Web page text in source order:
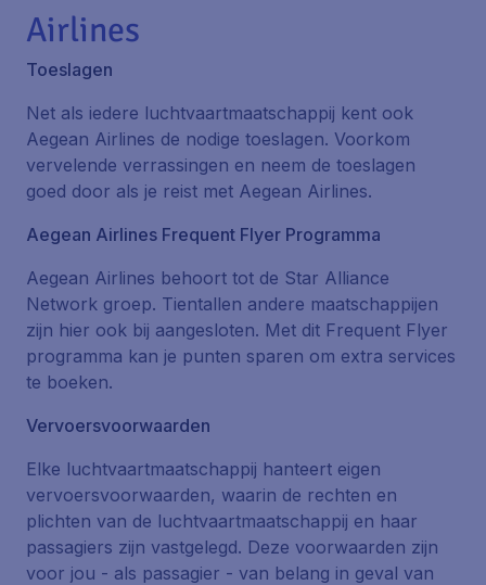
Airlines
Toeslagen
Net als iedere luchtvaartmaatschappij kent ook
Aegean Airlines de nodige toeslagen. Voorkom
vervelende verrassingen en neem de toeslagen
goed door als je reist met Aegean Airlines.
Aegean Airlines Frequent Flyer Programma
Aegean Airlines behoort tot de Star Alliance
Network groep. Tientallen andere maatschappijen
zijn hier ook bij aangesloten. Met dit Frequent Flyer
programma kan je punten sparen om extra services
te boeken.
Vervoersvoorwaarden
Elke luchtvaartmaatschappij hanteert eigen
vervoersvoorwaarden, waarin de rechten en
plichten van de luchtvaartmaatschappij en haar
passagiers zijn vastgelegd. Deze voorwaarden zijn
voor jou - als passagier - van belang in geval van